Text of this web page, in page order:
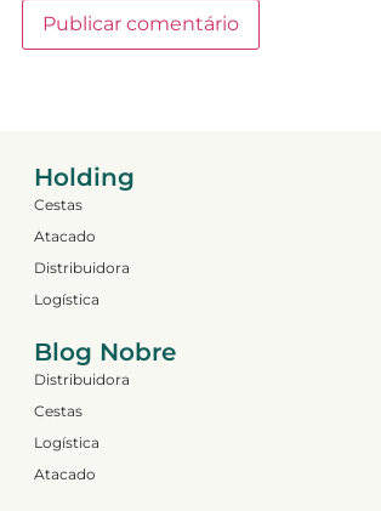
Holding
Cestas
Atacado
Distribuidora
Logística
Blog Nobre
Distribuidora
Cestas
Logística
Atacado